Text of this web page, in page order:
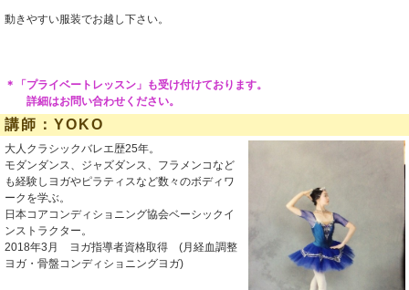
動きやすい服装でお越し下さい。
＊「プライベートレッスン」も受け付けております。
詳細はお問い合わせください。
講師：YOKO
大人クラシックバレエ歴25年。
モダンダンス、ジャズダンス、フラメンコなど
も経験しヨガやピラティスなど数々のボディワ
ークを学ぶ。
日本コアコンディショニング協会ベーシックイ
ンストラクター。
2018年3月 ヨガ指導者資格取得 (月経血調整
ヨガ・骨盤コンディショニングヨガ)